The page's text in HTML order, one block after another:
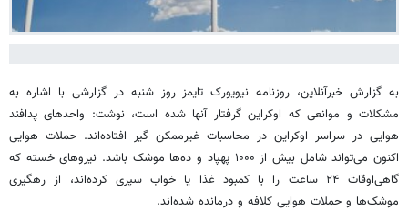
به گزارش خبرآنلاین، روزنامه نیویورک تایمز روز شنبه در گزارشی با اشاره به
مشکلات و موانعی که اوکراین گرفتار آنها شده است، نوشت: واحدهای پدافند
هوایی در سراسر اوکراین در محاسبات غیرممکن گیر افتاده‌اند. حملات هوایی
اکنون می‌تواند شامل بیش از ۱۰۰۰ پهپاد و ده‌ها موشک باشد. نیروهای خسته که
گاهی‌اوقات ۲۴ ساعت را با کمبود غذا یا خواب سپری کرده‌اند، از رهگیری
موشک‌ها و حملات هوایی کلافه و درمانده شده‌اند.